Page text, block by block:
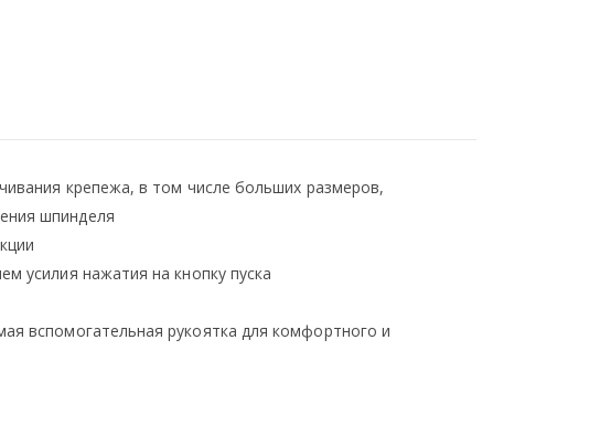
крепежа, в том числе больших размеров,
шпинделя
усилия нажатия на кнопку пуска
вспомогательная рукоятка для комфортного и